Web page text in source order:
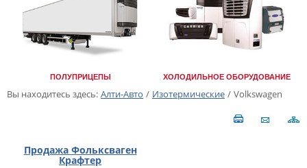
ПОЛУПРИЦЕПЫ ХОЛОДИЛЬНОЕ ОБОРУДОВАНИЕ
Вы находитесь здесь: Алти-Авто / Изотермические / Volkswagen
Продажа Фольксваген
Крафтер